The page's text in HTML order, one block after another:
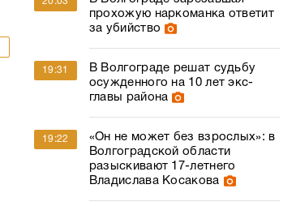
прохожую наркоманка ответит
за убийство
19:31
В Волгограде решат судьбу
осужденного на 10 лет экс-
главы района
19:22
«Он не может без взрослых»: в
Волгоградской области
разыскивают 17-летнего
Владислава Косакова